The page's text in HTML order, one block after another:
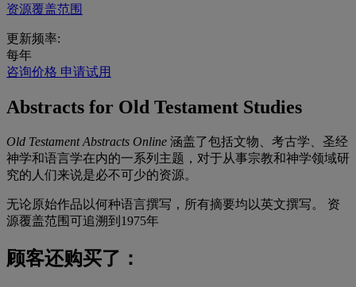
资源覆盖范围
更新频率:
每年
咨询价格 申请试用
Abstracts for Old Testament Studies
Old Testament Abstracts Online 涵盖了包括文物、考古学、圣经
神学和语言学在内的一系列主题，对于从事宗教和神学领域研
究的人们来说是必不可少的资源。
无论原始作品以何种语言撰写，所有摘要均以英文撰写。 资
源覆盖范围可追溯到1975年
顾客还购买了：